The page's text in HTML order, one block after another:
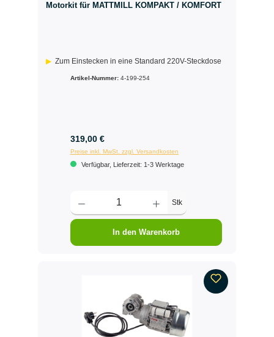
Motorkit für MATTMILL KOMPAKT / KOMFORT
Zum Einstecken in eine Standard 220V-Steckdose
Artikel-Nummer: 4-199-254
319,00 €
Preise inkl. MwSt. zzgl. Versandkosten
Verfügbar, Lieferzeit: 1-3 Werktage
Stk
In den Warenkorb